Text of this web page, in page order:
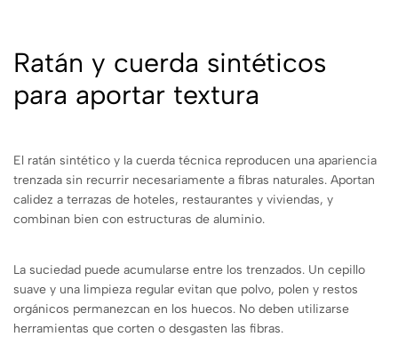
Ratán y cuerda sintéticos
para aportar textura
El ratán sintético y la cuerda técnica reproducen una apariencia
trenzada sin recurrir necesariamente a fibras naturales. Aportan
calidez a terrazas de hoteles, restaurantes y viviendas, y
combinan bien con estructuras de aluminio.
La suciedad puede acumularse entre los trenzados. Un cepillo
suave y una limpieza regular evitan que polvo, polen y restos
orgánicos permanezcan en los huecos. No deben utilizarse
herramientas que corten o desgasten las fibras.